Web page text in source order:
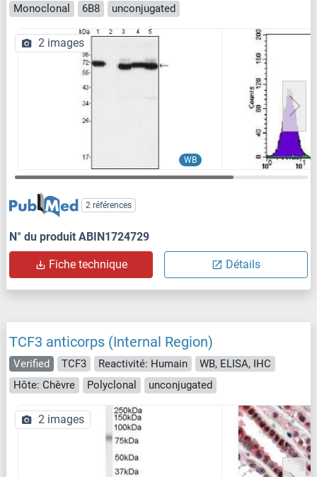
Monoclonal
6B8 unconjugated
WB
2 images
2 références
N° du produit ABIN1724729
Fiche technique Détails
TCF3 anticorps (Internal Region)
Verified TCF3 Reactivité: Humain
WB, ELISA, IHC
Hôte: Chèvre
Polyclonal unconjugated
2 images